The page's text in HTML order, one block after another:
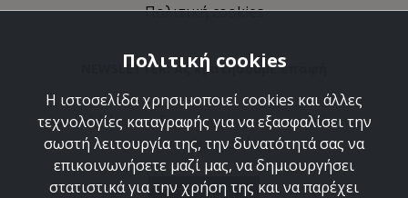
Πολιτική cookies
NEWSLETTER: Ας κρατήσουμε επαφή
Ανακαλύψτε τις δημιουργίες μας και ελάτε να
γνωριστούμε καλύτερα.
ΕΓΓΡΑΦΗ
Πολιτική cookies
Η ιστοσελίδα χρησιμοποιεί cookies και άλλες
τεχνολογίες καταγραφής για να εξασφαλίσει την
σωστή λειτουργία της, την δυνατότητά σας να
επικοινωνήσετε μαζί μας, να δημιουργήσει
στατιστικά για την χρήση της και να παρέχει